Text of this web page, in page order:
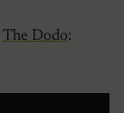
The Dodo: